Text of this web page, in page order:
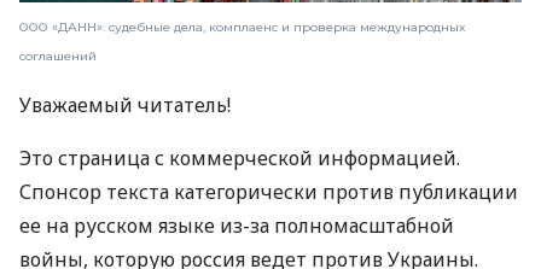
ООО «ДАНН»: судебные дела, комплаенс и проверка международных
соглашений
Уважаемый читатель!
Это страница с коммерческой информацией.
Спонсор текста категорически против публикации
ее на русском языке из-за полномасштабной
войны, которую россия ведет против Украины.